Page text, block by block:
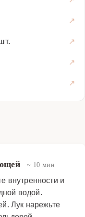
~ 10 мин
внутренности и
водой.
Лук нарежьте